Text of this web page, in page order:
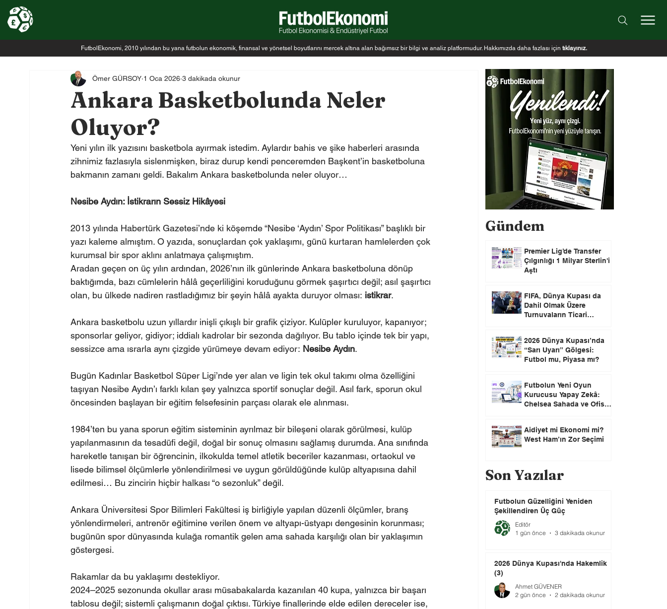
FutbolEkonomi, 2010 yılından bu yana futbolun ekonomik, finansal ve yönetsel boyutlarını mercek altına alan bağımsız bir bilgi ve analiz platformudur. Hakkımızda daha fazlası için tıklayınız.
Ankara Basketbolunda Neler
Oluyor?
Ömer GÜRSOY 1 Oca 2026 3 dakikada okunur
Yeni yılın ilk yazısını basketbola ayırmak istedim. Aylardır bahis ve şike haberleri arasında
zihnimiz fazlasıyla sislenmişken, biraz durup kendi penceremden Başkent’in basketboluna
bakmanın zamanı geldi. Bakalım Ankara basketbolunda neler oluyor…
Nesibe Aydın: İstikrarın Sessiz Hikâyesi
2013 yılında Habertürk Gazetesi’nde ki köşemde “Nesibe ‘Aydın’ Spor Politikası” başlıklı bir
yazı kaleme almıştım. O yazıda, sonuçlardan çok yaklaşımı, günü kurtaran hamlelerden çok
kurumsal bir spor aklını anlatmaya çalışmıştım.
Aradan geçen on üç yılın ardından, 2026’nın ilk günlerinde Ankara basketboluna dönüp
baktığımda, bazı cümlelerin hâlâ geçerliliğini koruduğunu görmek şaşırtıcı değil; asıl şaşırtıcı
olan, bu ülkede nadiren rastladığımız bir şeyin hâlâ ayakta duruyor olması: istikrar.
Ankara basketbolu uzun yıllardır inişli çıkışlı bir grafik çiziyor. Kulüpler kuruluyor, kapanıyor;
sponsorlar geliyor, gidiyor; iddialı kadrolar bir sezonda dağılıyor. Bu tablo içinde tek bir yapı,
sessizce ama ısrarla aynı çizgide yürümeye devam ediyor: Nesibe Aydın.
Bugün Kadınlar Basketbol Süper Ligi’nde yer alan ve ligin tek okul takımı olma özelliğini
taşıyan Nesibe Aydın’ı farklı kılan şey yalnızca sportif sonuçlar değil. Asıl fark, sporun okul
öncesinden başlayan bir eğitim felsefesinin parçası olarak ele alınması.
1984’ten bu yana sporun eğitim sisteminin ayrılmaz bir bileşeni olarak görülmesi, kulüp
yapılanmasının da tesadüfi değil, doğal bir sonuç olmasını sağlamış durumda. Ana sınıfında
hareketle tanışan bir öğrencinin, ilkokulda temel atletik beceriler kazanması, ortaokul ve
lisede bilimsel ölçümlerle yönlendirilmesi ve uygun görüldüğünde kulüp altyapısına dahil
edilmesi… Bu zincirin hiçbir halkası “o sezonluk” değil.
Ankara Üniversitesi Spor Bilimleri Fakültesi iş birliğiyle yapılan düzenli ölçümler, branş
yönlendirmeleri, antrenör eğitimine verilen önem ve altyapı-üstyapı dengesinin korunması;
bugünün spor dünyasında kulağa romantik gelen ama sahada karşılığı olan bir yaklaşımın
göstergesi.
Rakamlar da bu yaklaşımı destekliyor.
2024–2025 sezonunda okullar arası müsabakalarda kazanılan 40 kupa, yalnızca bir başarı
tablosu değil; sistemli çalışmanın doğal çıktısı. Türkiye finallerinde elde edilen dereceler ise,
Gündem
Premier Lig’de Transfer
Çılgınlığı 1 Milyar Sterlin'i
Aştı
FIFA, Dünya Kupası da
Dahil Olmak Üzere
Turnuvaların Ticari
2026 Dünya Kupası’nda
“Sarı Uyarı” Gölgesi:
Futbol mu, Piyasa mı?
Futbolun Yeni Oyun
Kurucusu Yapay Zekâ:
Chelsea Sahada ve Ofiste
Aidiyet mi Ekonomi mi?
West Ham’ın Zor Seçimi
Son Yazılar
Futbolun Güzelliğini Yeniden
Şekillendiren Üç Güç
Editör
1 gün önce
3 dakikada okunur
2026 Dünya Kupası'nda Hakemlik
(3)
Ahmet GÜVENER
2 gün önce
2 dakikada okunur